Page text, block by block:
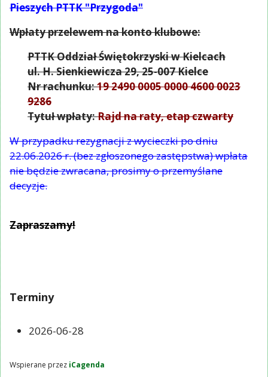
Pieszych PTTK "Przygoda"
Wpłaty przelewem na konto klubowe:
PTTK Oddział Świętokrzyski w Kielcach
ul. H. Sienkiewicza 29, 25-007 Kielce
Nr rachunku:19 2490 0005 0000 4600 0023
9286
Tytuł wpłaty:Rajd na raty, etap czwarty
W przypadku rezygnacji z wycieczki po dniu
22.06.2026 r. (bez zgłoszonego zastępstwa) wpłata
nie będzie zwracana, prosimy o przemyślane
decyzje.
Zapraszamy!
Terminy
2026-06-28
Wspierane przez iCagenda